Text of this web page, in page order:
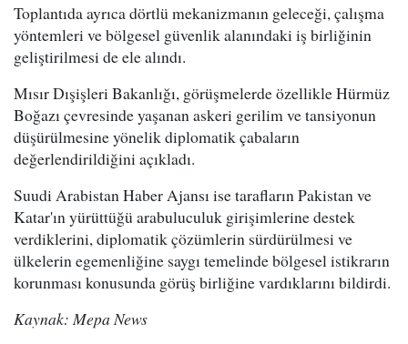
Toplantıda ayrıca dörtlü mekanizmanın geleceği, çalışma
yöntemleri ve bölgesel güvenlik alanındaki iş birliğinin
geliştirilmesi de ele alındı.
Mısır Dışişleri Bakanlığı, görüşmelerde özellikle Hürmüz
Boğazı çevresinde yaşanan askeri gerilim ve tansiyonun
düşürülmesine yönelik diplomatik çabaların
değerlendirildiğini açıkladı.
Suudi Arabistan Haber Ajansı ise tarafların Pakistan ve
Katar'ın yürüttüğü arabuluculuk girişimlerine destek
verdiklerini, diplomatik çözümlerin sürdürülmesi ve
ülkelerin egemenliğine saygı temelinde bölgesel istikrarın
korunması konusunda görüş birliğine vardıklarını bildirdi.
Kaynak: Mepa News